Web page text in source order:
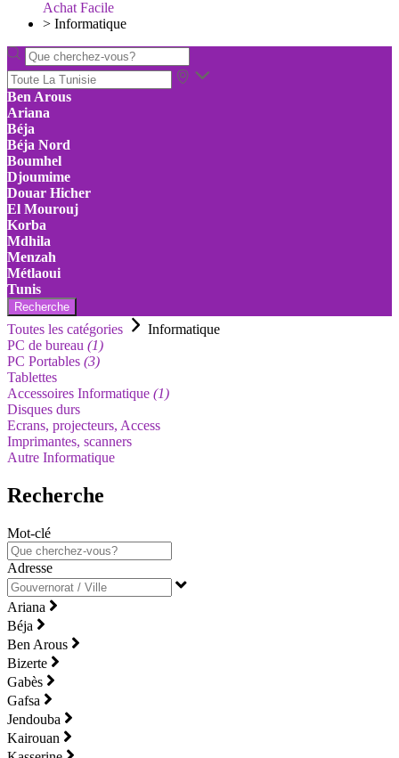
Achat Facile
> Informatique
Ben Arous
Ariana
Béja
Béja Nord
Boumhel
Djoumime
Douar Hicher
El Mourouj
Korba
Mdhila
Menzah
Métlaoui
Tunis
Recherche
Toutes les catégories
Informatique
PC de bureau (1)
PC Portables (3)
Tablettes
Accessoires Informatique (1)
Disques durs
Ecrans, projecteurs, Access
Imprimantes, scanners
Autre Informatique
Recherche
Mot-clé
Adresse
Ariana
Béja
Ben Arous
Bizerte
Gabès
Gafsa
Jendouba
Kairouan